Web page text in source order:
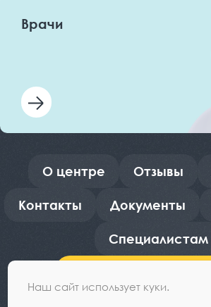
Врачи
О центре Отзывы
Контакты Документы
Специалистам
Наш сайт использует куки.